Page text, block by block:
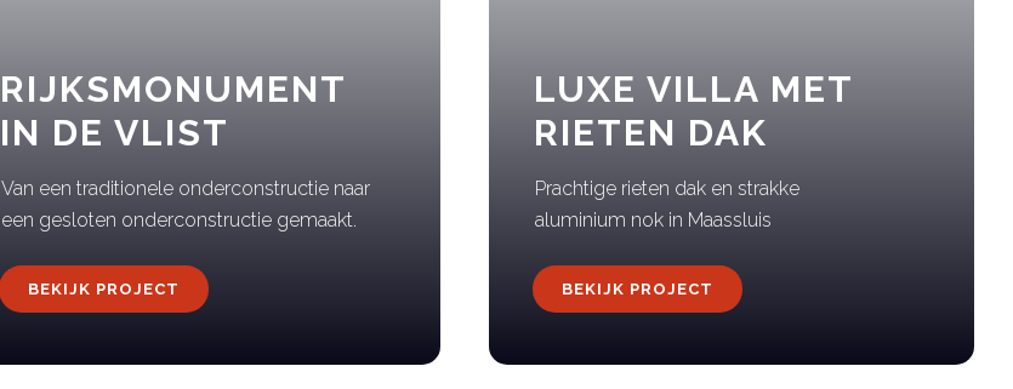
RIJKSMONUMENT
IN DE VLIST
Van een traditionele onderconstructie naar
een gesloten onderconstructie gemaakt.
BEKIJK PROJECT
LUXE VILLA MET
RIETEN DAK
Prachtige rieten dak en strakke
aluminium nok in Maassluis
BEKIJK PROJECT